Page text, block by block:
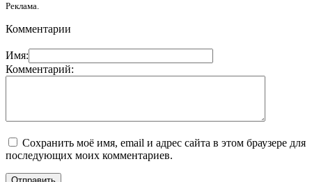
Реклама.
Комментарии
Имя:
Комментарий:
Сохранить моё имя, email и адрес сайта в этом браузере для
последующих моих комментариев.